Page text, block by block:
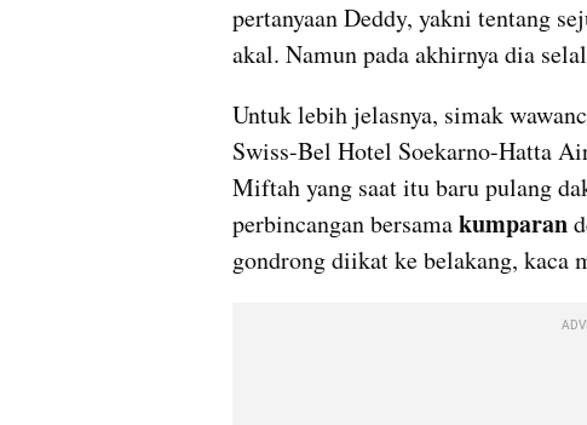
pertanyaan Deddy, yakni tentang
akal. Namun pada akhirnya dia
Untuk lebih jelasnya, simak
Swiss-Bel Hotel Soekarno-Hatta
Miftah yang saat itu baru pulang
perbincangan bersama kumparan
gondrong diikat ke belakang, kaca